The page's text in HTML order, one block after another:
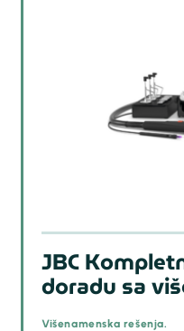
JBC
doradu sa
Višenamenska rešenja.